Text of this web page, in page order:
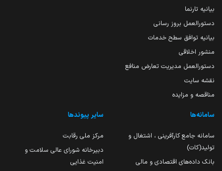
بیانیه تارنما
دستورالعمل بروز رسانی
بیانیه توافق سطح خدمات
منشور اخلاقی
دستورالعمل مدیریت تعارض منافع
نقشه سایت
مناقصه و مزایده
سامانه‌ها
سامانه جامع کارآفرینی ، اشتغال و
تولید(کات)
بانک داده‌های اقتصادی و مالی
سایر پیوندها
مرکز ملی رقابت
دبیرخانه شورای عالی سلامت و
امنیت غذایی